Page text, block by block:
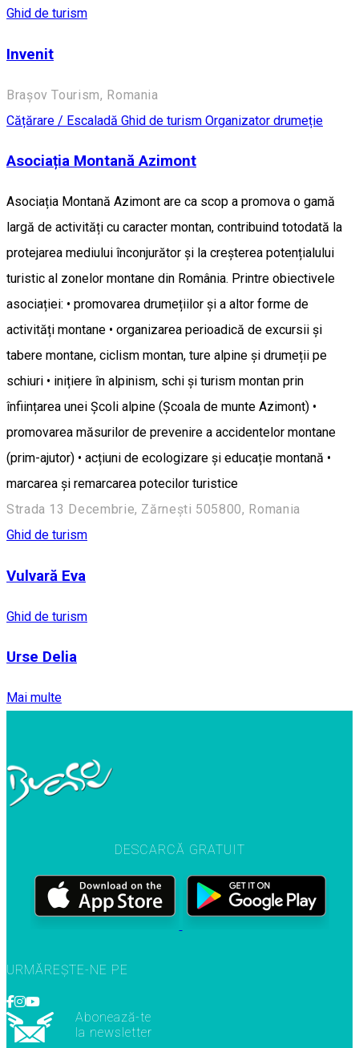
Ghid de turism
Invenit
Brașov Tourism, Romania
Cățărare / Escaladă Ghid de turism Organizator drumeție
Asociația Montană Azimont
Asociația Montană Azimont are ca scop a promova o gamă
largă de activități cu caracter montan, contribuind totodată la
protejarea mediului înconjurător și la creșterea potențialului
turistic al zonelor montane din România. Printre obiectivele
asociației: • promovarea drumețiilor și a altor forme de
activități montane • organizarea perioadică de excursii și
tabere montane, ciclism montan, ture alpine și drumeții pe
schiuri • inițiere în alpinism, schi și turism montan prin
înființarea unei Școli alpine (Școala de munte Azimont) •
promovarea măsurilor de prevenire a accidentelor montane
(prim-ajutor) • acțiuni de ecologizare și educație montană •
marcarea și remarcarea potecilor turistice
Strada 13 Decembrie, Zărnești 505800, Romania
Ghid de turism
Vulvară Eva
Ghid de turism
Urse Delia
Mai multe
DESCARCĂ GRATUIT
URMĂREȘTE-NE PE
Abonează-te
la newsletter